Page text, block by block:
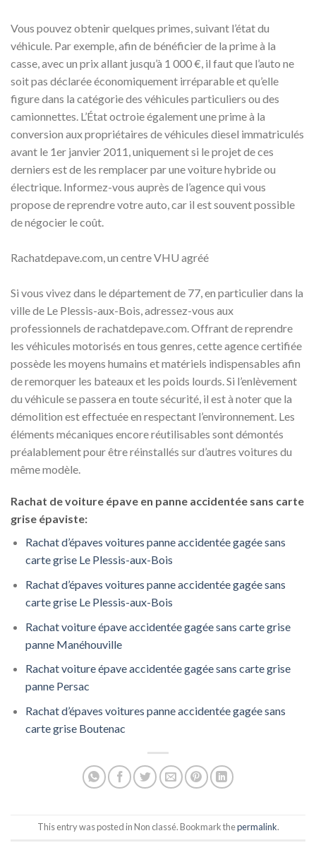
Vous pouvez obtenir quelques primes, suivant l’état du
véhicule. Par exemple, afin de bénéficier de la prime à la
casse, avec un prix allant jusqu’à 1 000 €, il faut que l’auto ne
soit pas déclarée économiquement irréparable et qu’elle
figure dans la catégorie des véhicules particuliers ou des
camionnettes. L’État octroie également une prime à la
conversion aux propriétaires de véhicules diesel immatriculés
avant le 1er janvier 2011, uniquement si le projet de ces
derniers est de les remplacer par une voiture hybride ou
électrique. Informez-vous auprès de l’agence qui vous
propose de reprendre votre auto, car il est souvent possible
de négocier le coût.
Rachatdepave.com, un centre VHU agréé
Si vous vivez dans le département de 77, en particulier dans la
ville de Le Plessis-aux-Bois, adressez-vous aux
professionnels de rachatdepave.com. Offrant de reprendre
les véhicules motorisés en tous genres, cette agence certifiée
possède les moyens humains et matériels indispensables afin
de remorquer les bateaux et les poids lourds. Si l’enlèvement
du véhicule se passera en toute sécurité, il est à noter que la
démolition est effectuée en respectant l’environnement. Les
éléments mécaniques encore réutilisables sont démontés
préalablement pour être réinstallés sur d’autres voitures du
même modèle.
Rachat de voiture épave en panne accidentée sans carte
grise épaviste:
Rachat d’épaves voitures panne accidentée gagée sans
carte grise Le Plessis-aux-Bois
Rachat d’épaves voitures panne accidentée gagée sans
carte grise Le Plessis-aux-Bois
Rachat voiture épave accidentée gagée sans carte grise
panne Manéhouville
Rachat voiture épave accidentée gagée sans carte grise
panne Persac
Rachat d’épaves voitures panne accidentée gagée sans
carte grise Boutenac
This entry was posted in Non classé. Bookmark thepermalink.